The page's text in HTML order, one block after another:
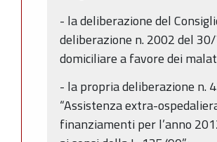
- la deliberazione del
deliberazione n. 2002 del
domiciliare a favore dei
- la propria deliberazione n.
“Assistenza extra-
finanziamenti per l’anno